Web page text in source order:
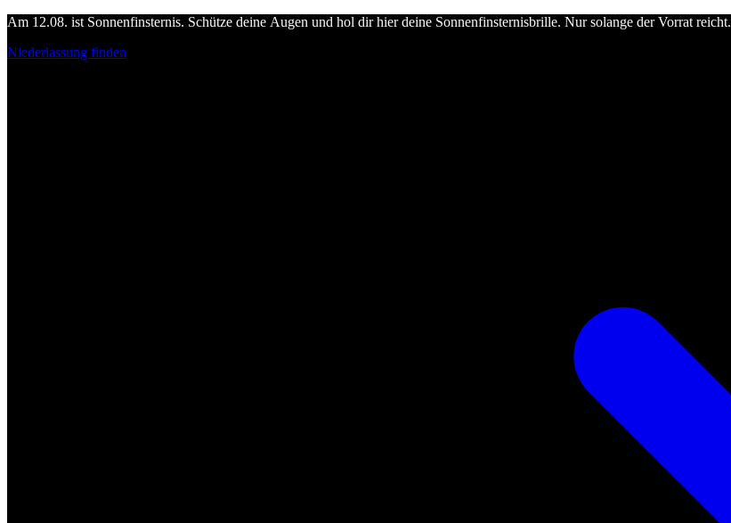
Am 12.08. ist Sonnenfinsternis. Schütze deine Augen und hol dir hier deine Sonnenfinsternisbrille. Nur solange der Vorrat reicht.
Niederlassung finden